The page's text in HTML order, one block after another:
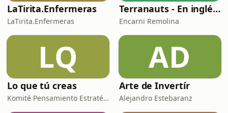
LaTirita.Enfermeras
LaTirita.Enfermeras
Terranauts - En inglés y en español. Science and nature in 5 minutes
Encarni Remolina
LQ
Lo que tú creas
Komité Pensamiento Estratégico
AD
Arte de Invertír
Alejandro Estebaranz